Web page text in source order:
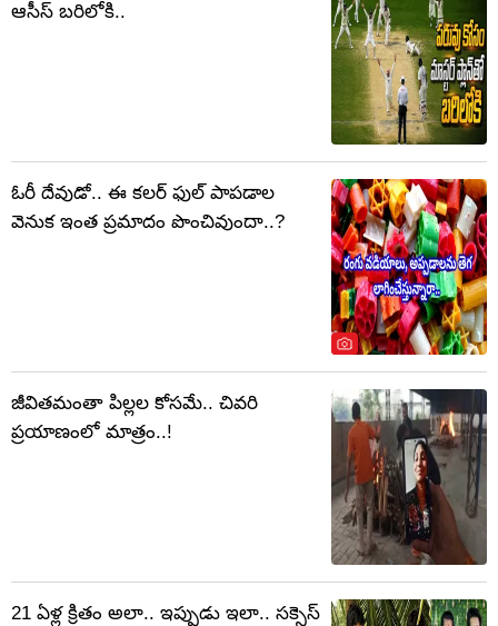
ఆసీస్ బరిలోకి..
ఓరీ దేవుడో.. ఈ కలర్‌ ఫుల్‌ పాపడాల
వెనుక ఇంత ప్రమాదం పొంచివుందా..?
జీవితమంతా పిల్లల కోసమే.. చివరి
ప్రయాణంలో మాత్రం..!
21 ఏళ్ల క్రితం అలా.. ఇప్పుడు ఇలా.. సక్సెస్